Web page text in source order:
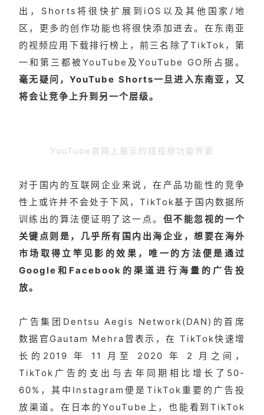
出，Shorts将很快扩展到iOS以及其他国家/地
区，更多的创作功能也将很快添加进去。在东南亚
的视频应用下载排行榜上，前三名除了TikTok，第
一和第三都被YouTube及YouTube GO所占据。
毫无疑问，YouTube Shorts一旦进入东南亚，又
将会让竞争上升到另一个层级。
YouTube官网上展示的短视频功能界面
对于国内的互联网企业来说，在产品功能性的竞争
性上或许并不会处于下风，TikTok基于国内数据所
训练出的算法便证明了这一点。 但不能忽视的一个
关键点则是，几乎所有国内出海企业，想要在海外
市场取得立竿见影的效果，唯一的方法便是通过
Google和Facebook的渠道进行海量的广告投
放。
广告集团Dentsu Aegis Network(DAN)的首席
数据官Gautam Mehra曾表示，在 TikTok快速增
长的2019 年 11 月至 2020 年 2 月之间，
TikTok广告的支出与去年同期相比增长了50-
60%，其中Instagram便是TikTok重要的广告投
放渠道。在日本的YouTube上，也能看到TikTok